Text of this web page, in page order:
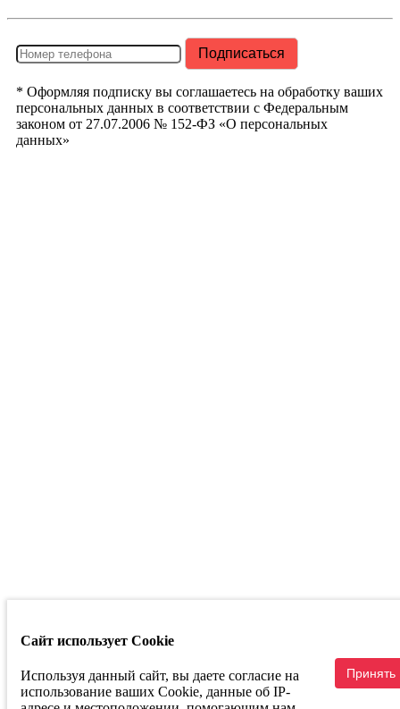
* Оформляя подписку вы соглашаетесь на обработку ваших
персональных данных в соответствии с Федеральным
законом от 27.07.2006 № 152-ФЗ «О персональных
данных»
Сайт использует Cookie
Используя данный сайт, вы даете согласие на
использование ваших Cookie, данные об IP-
Принять